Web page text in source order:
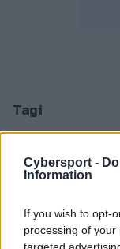
Cybersport -
Information
If you wish to opt-
processing of
targeted
Tagi
#Vitality.Bee #LFL